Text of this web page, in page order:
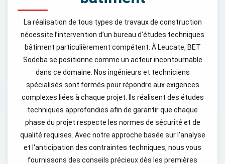
La réalisation de tous types de travaux de construction
nécessite l’intervention d’un bureau d’études techniques
bâtiment particulièrement compétent. À Leucate, BET
Sodeba se positionne comme un acteur incontournable
dans ce domaine. Nos ingénieurs et techniciens
spécialisés sont formés pour répondre aux exigences
complexes liées à chaque projet. Ils réalisent des études
techniques approfondies afin de garantir que chaque
phase du projet respecte les normes de sécurité et de
qualité requises. Avec notre approche basée sur l'analyse
et l'anticipation des contraintes techniques, nous vous
fournissons des conseils précieux dès les premières